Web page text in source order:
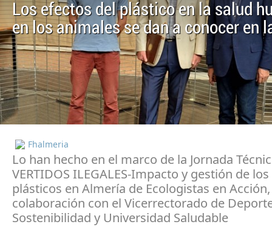
Los efectos del plástico en la salud
en los animales se dan a conocer en
Fhalmeria
Lo han hecho en el marco de la Jornada
VERTIDOS ILEGALES-Impacto y gestión de
plásticos en Almería de Ecologistas en
colaboración con el Vicerrectorado de
Sostenibilidad y Universidad Saludable